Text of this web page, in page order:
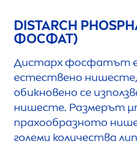
DISTARCH
ФОСФАТ)
Дистарх фосфатът
естествено
обикновено се
нишесте. Размерът
прахообразното
големи количества